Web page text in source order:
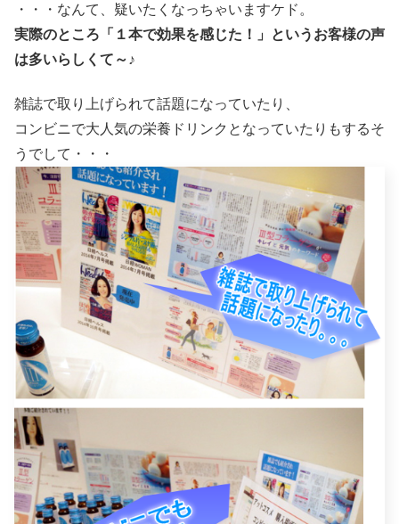
・・・なんて、疑いたくなっちゃいますケド。
実際のところ「１本で効果を感じた！」というお客様の声
は多いらしくて～♪
雑誌で取り上げられて話題になっていたり、
コンビニで大人気の栄養ドリンクとなっていたりもするそ
うでして・・・